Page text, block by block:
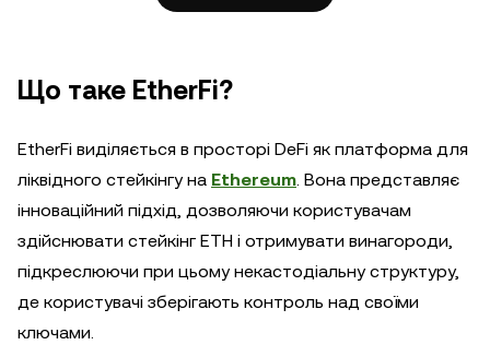
Що таке EtherFi?
EtherFi виділяється в просторі DeFi як платформа для
ліквідного стейкінгу на Ethereum. Вона представляє
інноваційний підхід, дозволяючи користувачам
здійснювати стейкінг ETH і отримувати винагороди,
підкреслюючи при цьому некастодіальну структуру,
де користувачі зберігають контроль над своїми
ключами.